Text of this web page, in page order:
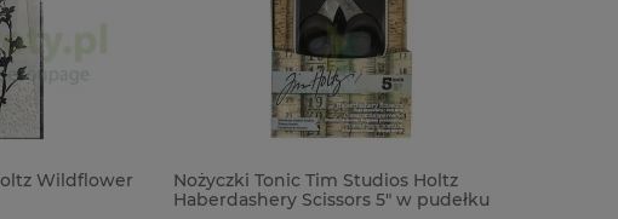
Wildflower
Nożyczki Tonic Tim Studios Holtz
Haberdashery Scissors 5" w pudełku